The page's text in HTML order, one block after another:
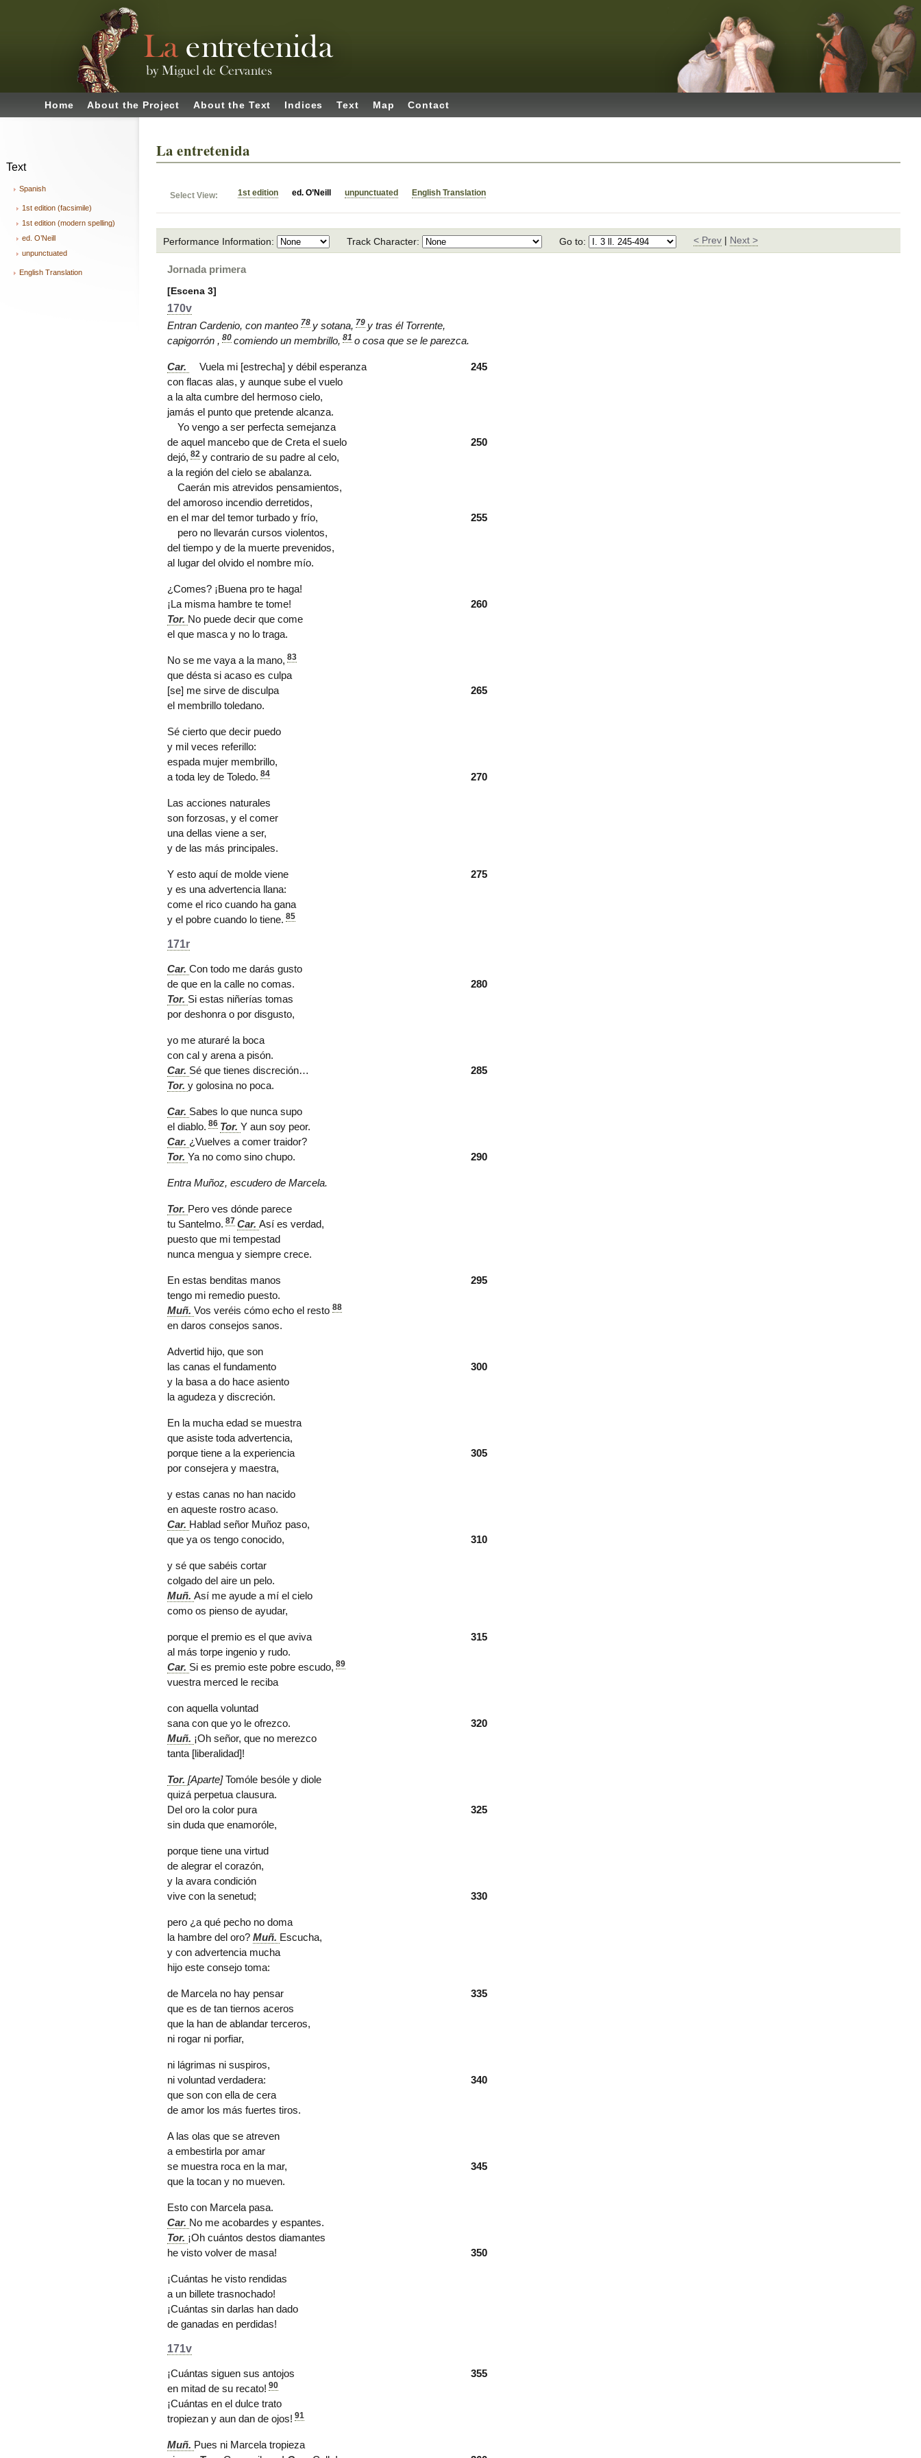
Home About the Project About the Text Indices Text Map Contact
Text
Spanish
1st edition (facsimile)
1st edition (modern spelling)
ed. O’Neill
unpunctuated
English Translation
La entretenida
Select View: 1st edition ed. O’Neill unpunctuated English Translation
Performance Information: Track Character: Go to: < Prev Next >
Jornada primera
[Escena 3]
170v
Entran Cardenio, con manteo 78 y sotana, 79 y tras él Torrente,
capigorrón , 80 comiendo un membrillo, 81 o cosa que se le parezca.
Car. Vuela mi [estrecha] y débil esperanza
245
con flacas alas, y aunque sube el vuelo
a la alta cumbre del hermoso cielo,
jamás el punto que pretende alcanza.
Yo vengo a ser perfecta semejanza
de aquel mancebo que de Creta el suelo
250
dejó, 82 y contrario de su padre al celo,
a la región del cielo se abalanza.
Caerán mis atrevidos pensamientos,
del amoroso incendio derretidos,
en el mar del temor turbado y frío,
255
pero no llevarán cursos violentos,
del tiempo y de la muerte prevenidos,
al lugar del olvido el nombre mío.
¿Comes? ¡Buena pro te haga!
¡La misma hambre te tome!
260
Tor. No puede decir que come
el que masca y no lo traga.
No se me vaya a la mano, 83
que désta si acaso es culpa
[se] me sirve de disculpa
265
el membrillo toledano.
Sé cierto que decir puedo
y mil veces referillo:
espada mujer membrillo,
a toda ley de Toledo. 84 270
Las acciones naturales
son forzosas, y el comer
una dellas viene a ser,
y de las más principales.
Y esto aquí de molde viene
275
y es una advertencia llana:
come el rico cuando ha gana
y el pobre cuando lo tiene. 85
171r
Car. Con todo me darás gusto
de que en la calle no comas.
280
Tor. Si estas niñerías tomas
por deshonra o por disgusto,
yo me aturaré la boca
con cal y arena a pisón.
Car. Sé que tienes discreción…
285
Tor. y golosina no poca.
Car. Sabes lo que nunca supo
el diablo. 86 Tor. Y aun soy peor.
Car. ¿Vuelves a comer traidor?
Tor. Ya no como sino chupo. 290
Entra Muñoz, escudero de Marcela.
Tor. Pero ves dónde parece
tu Santelmo. 87 Car. Así es verdad,
puesto que mi tempestad
nunca mengua y siempre crece.
En estas benditas manos
295
tengo mi remedio puesto.
Muñ. Vos veréis cómo echo el resto 88
en daros consejos sanos.
Advertid hijo, que son
las canas el fundamento
300
y la basa a do hace asiento
la agudeza y discreción.
En la mucha edad se muestra
que asiste toda advertencia,
porque tiene a la experiencia
305
por consejera y maestra,
y estas canas no han nacido
en aqueste rostro acaso.
Car. Hablad señor Muñoz paso,
que ya os tengo conocido,
310
y sé que sabéis cortar
colgado del aire un pelo.
Muñ. Así me ayude a mí el cielo
como os pienso de ayudar,
porque el premio es el que aviva
315
al más torpe ingenio y rudo.
Car. Si es premio este pobre escudo, 89
vuestra merced le reciba
con aquella voluntad
sana con que yo le ofrezco.
320
Muñ. ¡Oh señor, que no merezco
tanta [liberalidad]!
Tor. [Aparte]Tomóle besóle y diole
quizá perpetua clausura.
Del oro la color pura
325
sin duda que enamoróle,
porque tiene una virtud
de alegrar el corazón,
y la avara condición
vive con la senetud;
330
pero ¿a qué pecho no doma
la hambre del oro? Muñ. Escucha,
y con advertencia mucha
hijo este consejo toma:
de Marcela no hay pensar
335
que es de tan tiernos aceros
que la han de ablandar terceros,
ni rogar ni porfiar,
ni lágrimas ni suspiros,
ni voluntad verdadera:
340
que son con ella de cera
de amor los más fuertes tiros.
A las olas que se atreven
a embestirla por amar
se muestra roca en la mar,
345
que la tocan y no mueven.
Esto con Marcela pasa.
Car. No me acobardes y espantes.
Tor. ¡Oh cuántos destos diamantes
he visto volver de masa!
350
¡Cuántas he visto rendidas
a un billete trasnochado!
¡Cuántas sin darlas han dado
de ganadas en perdidas!
171v
¡Cuántas siguen sus antojos
355
en mitad de su recato! 90
¡Cuántas en el dulce trato
tropiezan y aun dan de ojos! 91
Muñ. Pues ni Marcela tropieza